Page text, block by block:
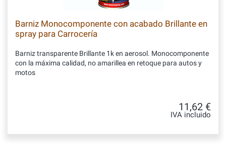
Barniz Monocomponente con acabado Brillante en
spray para Carrocería
Barniz transparente Brillante 1k en aerosol. Monocomponente
con la máxima calidad, no amarillea en retoque para autos y
motos
11,62 €
IVA incluido